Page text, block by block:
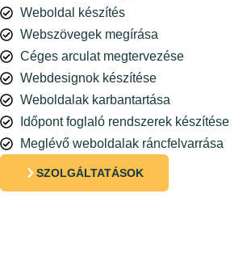
Weboldal készítés
Webszövegek megírása
Céges arculat megtervezése
Webdesignok készítése
Weboldalak karbantartása
Időpont foglaló rendszerek készítése
Meglévő weboldalak ráncfelvarrása
SZOLGÁLTATÁSOK